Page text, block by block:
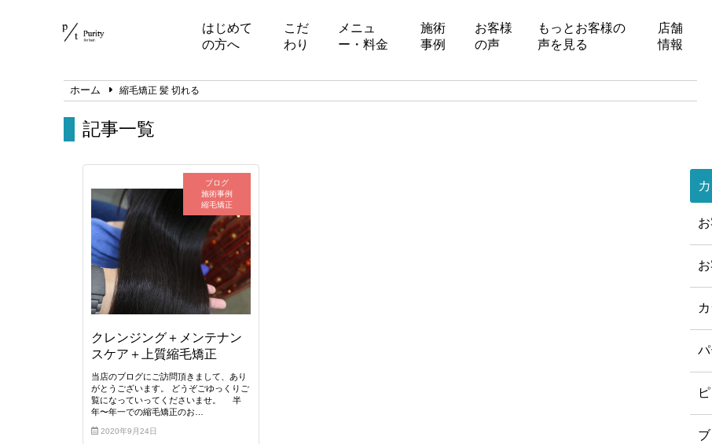
はじめて
の方へ
こだ
わり
メニュ
ー・料金
施術
事例
お客様
の声
もっとお客様の
声を見る
店舗
情報
ホーム 縮毛矯正 髪 切れる
記事一覧
ブログ
施術事例
縮毛矯正
クレンジング＋メンテナン
スケア＋上質縮毛矯正
当店のブログにご訪問頂きまして、あり
がとうございます。 どうぞごゆっくりご
覧になっていってくださいませ。 半
年〜年一での縮毛矯正のお…
2020年9月24日